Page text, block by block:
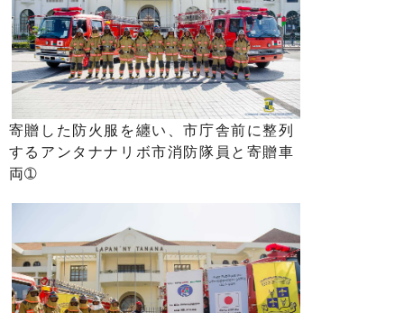
寄贈した防火服を纏い、市庁舎前に整列
するアンタナナリボ市消防隊員と寄贈車
両➀